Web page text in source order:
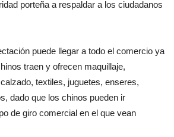
porteña a respaldar a los ciudadanos
puede llegar a todo el comercio ya
traen y ofrecen maquillaje,
textiles, juguetes, enseres,
dado que los chinos pueden ir
de giro comercial en el que vean